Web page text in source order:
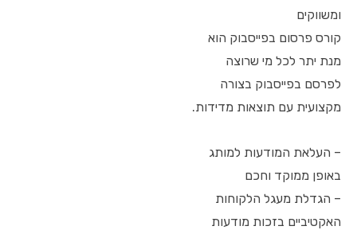
ומשווקים
קורס פרסום בפייסבוק הוא
מנת יתר לכל מי שרוצה
לפרסם בפייסבוק בצורה
מקצועית עם תוצאות מדידות.
– העלאת המודעות למותג
באופן ממוקד וחכם
– הגדלת מעגל הלקוחות
האקטיביים בזכות מודעות